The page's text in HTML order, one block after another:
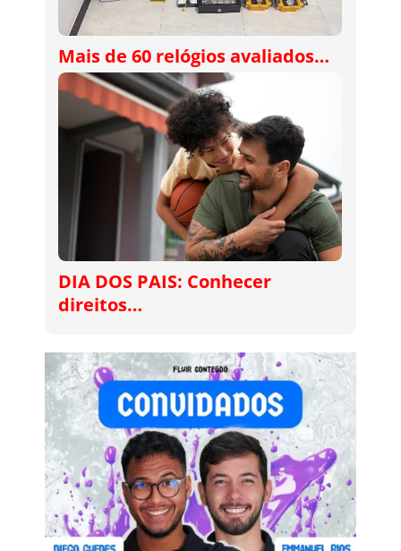
Mais de 60 relógios avaliados…
DIA DOS PAIS: Conhecer
direitos…